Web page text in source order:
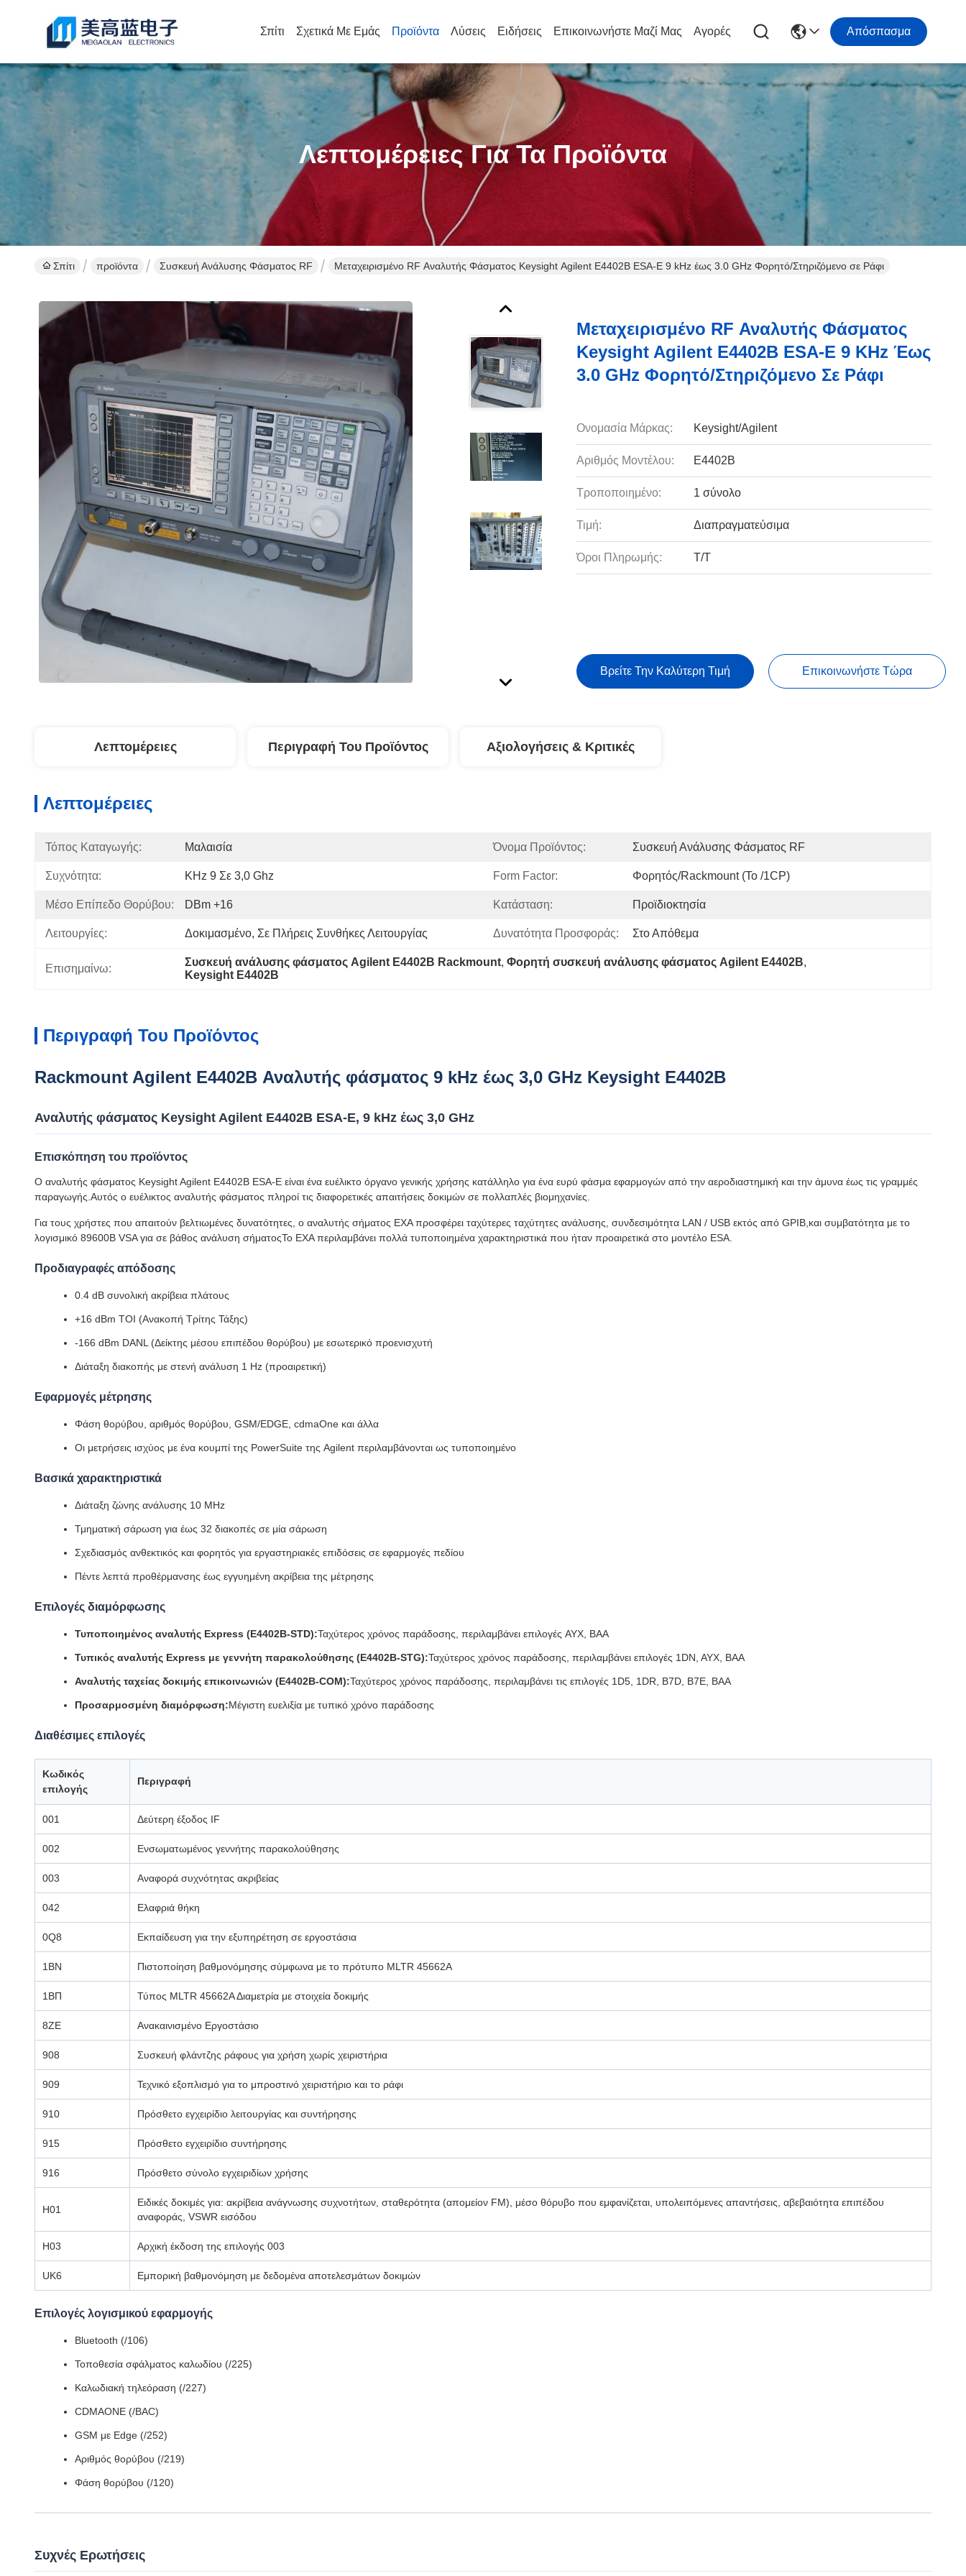
Σπίτι Σχετικά Με Εμάς Προϊόντα Λύσεις Ειδήσεις Επικοινωνήστε Μαζί Μας Αγορές Απόσπασμα
Λεπτομέρειες Για Τα Προϊόντα
Σπίτι προϊόντα Συσκευή Ανάλυσης Φάσματος RF Μεταχειρισμένο RF Αναλυτής Φάσματος Keysight Agilent E4402B ESA-E 9 kHz έως 3.0 GHz Φορητό/Στηριζόμενο σε Ράφι
Μεταχειρισμένο RF Αναλυτής Φάσματος
Keysight Agilent E4402B ESA-E 9 KHz Έως
3.0 GHz Φορητό/Στηριζόμενο Σε Ράφι
Ονομασία Μάρκας: Keysight/Agilent
Αριθμός Μοντέλου: E4402B
Τροποποιημένο: 1 σύνολο
Τιμή: Διαπραγματεύσιμα
Όροι Πληρωμής: T/T
Βρείτε Την Καλύτερη Τιμή Επικοινωνήστε Τώρα
Λεπτομέρειες Περιγραφή Του Προϊόντος Αξιολογήσεις & Κριτικές
Λεπτομέρειες
Τόπος Καταγωγής: Μαλαισία Όνομα Προϊόντος: Συσκευή Ανάλυσης Φάσματος RF
Συχνότητα: KHz 9 Σε 3,0 Ghz Form Factor: Φορητός/Rackmount (το /1CP)
Μέσο Επίπεδο Θορύβου: DBm +16 Κατάσταση: Προϊδιοκτησία
Λειτουργίες: Δοκιμασμένο, Σε Πλήρεις Συνθήκες Λειτουργίας Δυνατότητα Προσφοράς: Στο Απόθεμα
Επισημαίνω:
Συσκευή ανάλυσης φάσματος Agilent E4402B Rackmount, Φορητή συσκευή ανάλυσης φάσματος Agilent E4402B,
Keysight E4402B
Περιγραφή Του Προϊόντος
Rackmount Agilent E4402B Αναλυτής φάσματος 9 kHz έως 3,0 GHz Keysight E4402B
Αναλυτής φάσματος Keysight Agilent E4402B ESA-E, 9 kHz έως 3,0 GHz
Επισκόπηση του προϊόντος
Ο αναλυτής φάσματος Keysight Agilent E4402B ESA-E είναι ένα ευέλικτο όργανο γενικής χρήσης κατάλληλο για ένα ευρύ φάσμα εφαρμογών από την αεροδιαστημική και την άμυνα έως τις γραμμές
παραγωγής.Αυτός ο ευέλικτος αναλυτής φάσματος πληροί τις διαφορετικές απαιτήσεις δοκιμών σε πολλαπλές βιομηχανίες.
Για τους χρήστες που απαιτούν βελτιωμένες δυνατότητες, ο αναλυτής σήματος EXA προσφέρει ταχύτερες ταχύτητες ανάλυσης, συνδεσιμότητα LAN / USB εκτός από GPIB,και συμβατότητα με το
λογισμικό 89600B VSA για σε βάθος ανάλυση σήματοςΤο EXA περιλαμβάνει πολλά τυποποιημένα χαρακτηριστικά που ήταν προαιρετικά στο μοντέλο ESA.
Προδιαγραφές απόδοσης
0.4 dB συνολική ακρίβεια πλάτους
+16 dBm TOI (Ανακοπή Τρίτης Τάξης)
-166 dBm DANL (Δείκτης μέσου επιπέδου θορύβου) με εσωτερικό προενισχυτή
Διάταξη διακοπής με στενή ανάλυση 1 Hz (προαιρετική)
Εφαρμογές μέτρησης
Φάση θορύβου, αριθμός θορύβου, GSM/EDGE, cdmaOne και άλλα
Οι μετρήσεις ισχύος με ένα κουμπί της PowerSuite της Agilent περιλαμβάνονται ως τυποποιημένο
Βασικά χαρακτηριστικά
Διάταξη ζώνης ανάλυσης 10 MHz
Τμηματική σάρωση για έως 32 διακοπές σε μία σάρωση
Σχεδιασμός ανθεκτικός και φορητός για εργαστηριακές επιδόσεις σε εφαρμογές πεδίου
Πέντε λεπτά προθέρμανσης έως εγγυημένη ακρίβεια της μέτρησης
Επιλογές διαμόρφωσης
Τυποποιημένος αναλυτής Express (E4402B-STD):Ταχύτερος χρόνος παράδοσης, περιλαμβάνει επιλογές AYX, BAA
Τυπικός αναλυτής Express με γεννήτη παρακολούθησης (E4402B-STG):Ταχύτερος χρόνος παράδοσης, περιλαμβάνει επιλογές 1DN, AYX, BAA
Αναλυτής ταχείας δοκιμής επικοινωνιών (E4402B-COM):Ταχύτερος χρόνος παράδοσης, περιλαμβάνει τις επιλογές 1D5, 1DR, B7D, B7E, BAA
Προσαρμοσμένη διαμόρφωση:Μέγιστη ευελιξία με τυπικό χρόνο παράδοσης
Διαθέσιμες επιλογές
Κωδικός
επιλογής
Περιγραφή
001 Δεύτερη έξοδος IF
002 Ενσωματωμένος γεννήτης παρακολούθησης
003 Αναφορά συχνότητας ακριβείας
042 Ελαφριά θήκη
0Q8 Εκπαίδευση για την εξυπηρέτηση σε εργοστάσια
1ΒΝ Πιστοποίηση βαθμονόμησης σύμφωνα με το πρότυπο MLTR 45662A
1ΒΠ Τύπος MLTR 45662Α Διαμετρία με στοιχεία δοκιμής
8ZE Ανακαινισμένο Εργοστάσιο
908 Συσκευή φλάντζης ράφους για χρήση χωρίς χειριστήρια
909 Τεχνικό εξοπλισμό για το μπροστινό χειριστήριο και το ράφι
910 Πρόσθετο εγχειρίδιο λειτουργίας και συντήρησης
915 Πρόσθετο εγχειρίδιο συντήρησης
916 Πρόσθετο σύνολο εγχειριδίων χρήσης
H01
Ειδικές δοκιμές για: ακρίβεια ανάγνωσης συχνοτήτων, σταθερότητα (απομείον FM), μέσο θόρυβο που εμφανίζεται, υπολειπόμενες απαντήσεις, αβεβαιότητα επιπέδου
αναφοράς, VSWR εισόδου
H03 Αρχική έκδοση της επιλογής 003
UK6 Εμπορική βαθμονόμηση με δεδομένα αποτελεσμάτων δοκιμών
Επιλογές λογισμικού εφαρμογής
Bluetooth (/106)
Τοποθεσία σφάλματος καλωδίου (/225)
Καλωδιακή τηλεόραση (/227)
CDMAONE (/BAC)
GSM με Edge (/252)
Αριθμός θορύβου (/219)
Φάση θορύβου (/120)
Συχνές Ερωτήσεις